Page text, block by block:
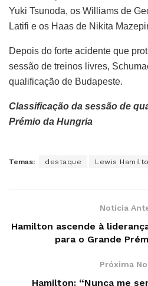
Yuki Tsunoda, os Williams de
Latifi e os Haas de Nikita
Depois do forte acidente que
sessão de treinos livres,
qualificação de Budapeste.
Classificação da sessão de
Prémio da Hungria
Temas: destaque Lewis
Notícia
Hamilton ascende à
para o Grande
Próxima
Hamilton: “Nunca me